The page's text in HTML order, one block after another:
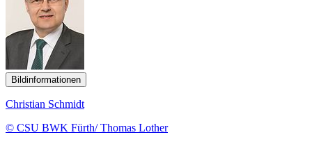
Bildinformationen
Christian Schmidt
© CSU BWK Fürth/ Thomas Lother